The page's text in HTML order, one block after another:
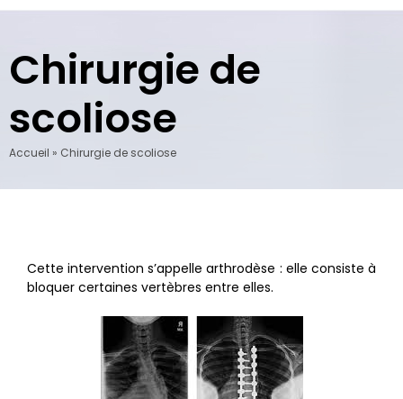
Chirurgie de
scoliose
Accueil » Chirurgie de scoliose
Cette intervention s’appelle arthrodèse : elle consiste à
bloquer certaines vertèbres entre elles.